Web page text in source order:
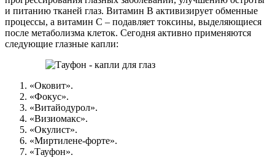
и питанию тканей глаз. Витамин В активизирует обменные
процессы, а витамин С – подавляет токсины, выделяющиеся
после метаболизма клеток. Сегодня активно применяются
следующие глазные капли:
«Оковит».
«Фокус».
«Витайодурол».
«Визиомакс».
«Окулист».
«Миртилене-форте».
«Тауфон».